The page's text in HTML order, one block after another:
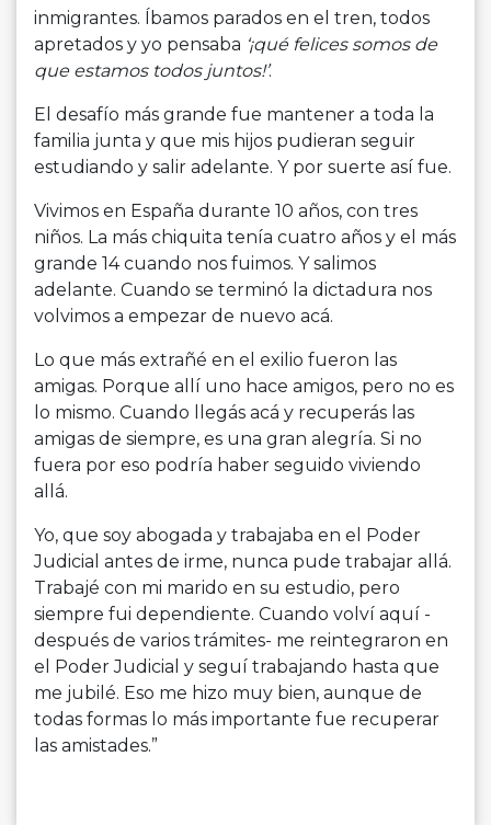
inmigrantes. Íbamos parados en el tren, todos
apretados y yo pensaba ‘¡qué felices somos de
que estamos todos juntos!’.
El desafío más grande fue mantener a toda la
familia junta y que mis hijos pudieran seguir
estudiando y salir adelante. Y por suerte así fue.
Vivimos en España durante 10 años, con tres
niños. La más chiquita tenía cuatro años y el más
grande 14 cuando nos fuimos. Y salimos
adelante. Cuando se terminó la dictadura nos
volvimos a empezar de nuevo acá.
Lo que más extrañé en el exilio fueron las
amigas. Porque allí uno hace amigos, pero no es
lo mismo. Cuando llegás acá y recuperás las
amigas de siempre, es una gran alegría. Si no
fuera por eso podría haber seguido viviendo
allá.
Yo, que soy abogada y trabajaba en el Poder
Judicial antes de irme, nunca pude trabajar allá.
Trabajé con mi marido en su estudio, pero
siempre fui dependiente. Cuando volví aquí -
después de varios trámites- me reintegraron en
el Poder Judicial y seguí trabajando hasta que
me jubilé. Eso me hizo muy bien, aunque de
todas formas lo más importante fue recuperar
las amistades.”